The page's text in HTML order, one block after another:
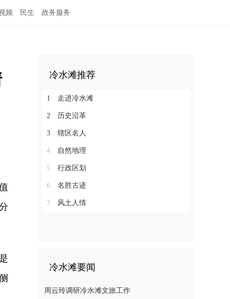
频 民生 政务服务
冷水滩推荐
1 走进冷水滩
2 历史沿革
3 辖区名人
4 自然地理
5 行政区划
6 名胜古迹
7 风土人情
冷水滩要闻
周云玲调研冷水滩文旅工作